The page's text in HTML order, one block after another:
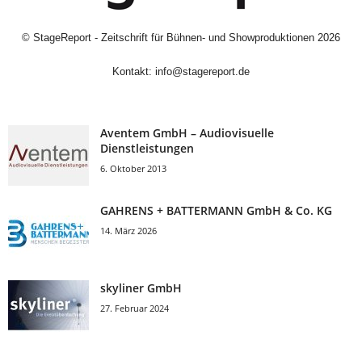
© StageReport - Zeitschrift für Bühnen- und Showproduktionen 2026
Kontakt: info@stagereport.de
Aventem GmbH – Audiovisuelle
Dienstleistungen
6. Oktober 2013
GAHRENS + BATTERMANN GmbH & Co. KG
14. März 2026
skyliner GmbH
27. Februar 2024